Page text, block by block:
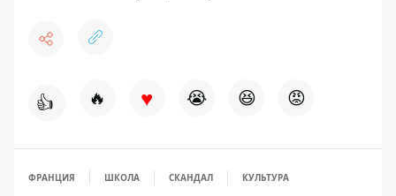
👍 🔥 ♥ 😭 😆 😡
ФРАНЦИЯ ШКОЛА СКАНДАЛ КУЛЬТУРА